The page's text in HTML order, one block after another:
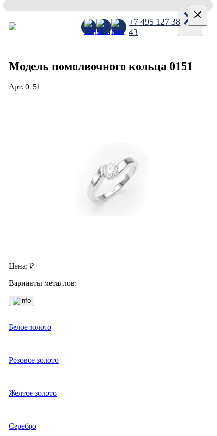
+7 495 127 38
43
Модель помолвочного кольца 0151
Арт. 0151
Цена: ₽
Варианты металлов:
Белое золото
Розовое золото
Желтое золото
Серебро
×